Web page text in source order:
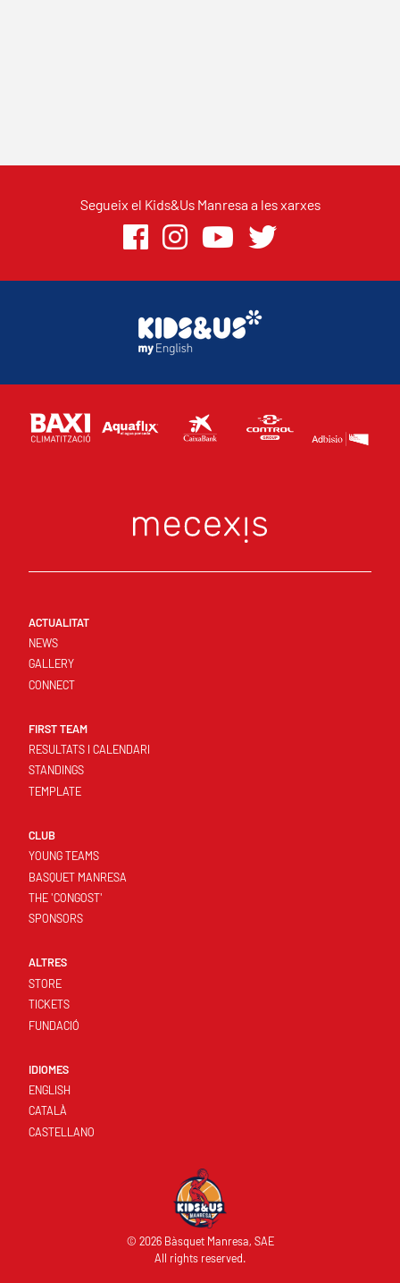
Segueix el Kids&Us Manresa a les xarxes
ACTUALITAT
NEWS
GALLERY
CONNECT
FIRST TEAM
RESULTATS I CALENDARI
STANDINGS
TEMPLATE
CLUB
YOUNG TEAMS
BASQUET MANRESA
THE 'CONGOST'
SPONSORS
ALTRES
STORE
TICKETS
FUNDACIÓ
IDIOMES
ENGLISH
CATALÀ
CASTELLANO
© 2026 Bàsquet Manresa, SAE
All rights reserved.